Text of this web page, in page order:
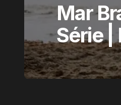
Mar
Série |